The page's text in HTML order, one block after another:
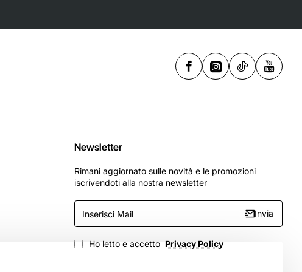
Go
Newsletter
Rimani aggiornato sulle novità e le promozioni
iscrivendoti alla nostra newsletter
Inserisci
Mail
Invia
Ho letto e accetto Privacy Policy